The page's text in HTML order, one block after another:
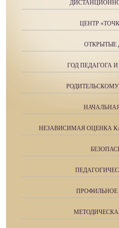
ЦЕНТР
ОТКРЫТЫЕ
ГОД ПЕДАГОГА
НЕЗАВИСИМАЯ ОЦЕНКА
ПРОФИЛЬНОЕ